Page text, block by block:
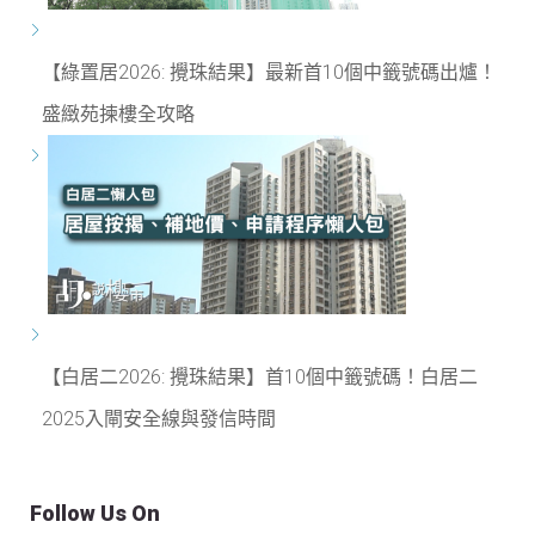
【綠置居2026: 攪珠結果】最新首10個中籤號碼出爐！
盛緻苑揀樓全攻略
【白居二2026: 攪珠結果】首10個中籤號碼！白居二
2025入閘安全線與發信時間
Follow Us On